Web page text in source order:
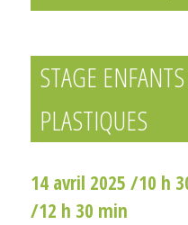
STAGE
PLASTIQUES
14 avril 2025 /10 h
/12 h 30 min